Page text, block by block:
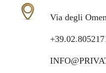
Via degli